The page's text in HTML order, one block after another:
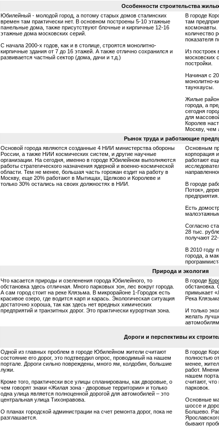
Особенности строительства
Юбилейный - молодой город, а потому старых домов сталинских
времен там практически нет. В основном построены 5-10 этажные
панельные дома, также присутствуют блочные и кирпичные 12-16
этажные дома московских серий.
С начала 2000-х годов, как и в столице, строятся монолитно-
кирпичные здания от 7 до 16 этажей. А также отлично сохранился и
развивается частный сектор (дома, дачи и т.д.)
В городе
там
количество
показателя
Из построек
московских
постройки.
Начиная с
монолитно-
таунхаусы.
Жилые
города, а
сегодня
для
Королев
Москву, чем
Рынок труда и работающие
Основой города являются созданные 4 НИИ министерства обороны
России, а также НИИ космических систем, и другие научные
организации. На сегодня, именно в городе Юбилейном выполняются
работы стратегического назначения ядерной и военно-космической
области. Тем не менее, большая часть горожан ездит на работу в
Москву, еще 20% работают в Мытищах, Щелково и Королеве и
только 30% остались на своих должностях в НИИ.
Основным
корпорация
работают
В городе
Поток»,
Есть
Согласно
28 тыс.
получают
В 2010 году
города, а
Природа и экология
Что касается природы и озеленения города Юбилейного, то
обстановка здесь отличная. Много парковых зон, лес вокруг города.
А сам город стоит на реке Клязьма. В микрорайоне 1-Городок есть
красивое озеро, где водится карп и карась. Экологическая ситуация
достаточно хороша, так как здесь нет вредных химических
предприятий и транзитных дорог. Это практически курортная зона.
В городе
обстановка.
примыкает
Река
И только
желать
Дороги и перспективы их
Одной из главных проблем в городе Юбилейном жители считают
состояние его дорог, это подтвердил опрос, проводимый на нашем
портале. Дороги сильно повреждены, много ям, колдобин, большие
лужи.
Кроме того, практически все улицы спланированы, как дворовые, о
чем говорят знаки «Жилая зона - дворовые территории» и только
одна улица является полноценной дорогой для автомобилей – это
центральная улица Тихонравова.
О планах городской администрации на счет ремонта дорог, пока не
разглашается.
В городе
полностью
менее,
работ.
нашем
считают, что
парковок.
Основные
шоссе и
Болшево.
бывают